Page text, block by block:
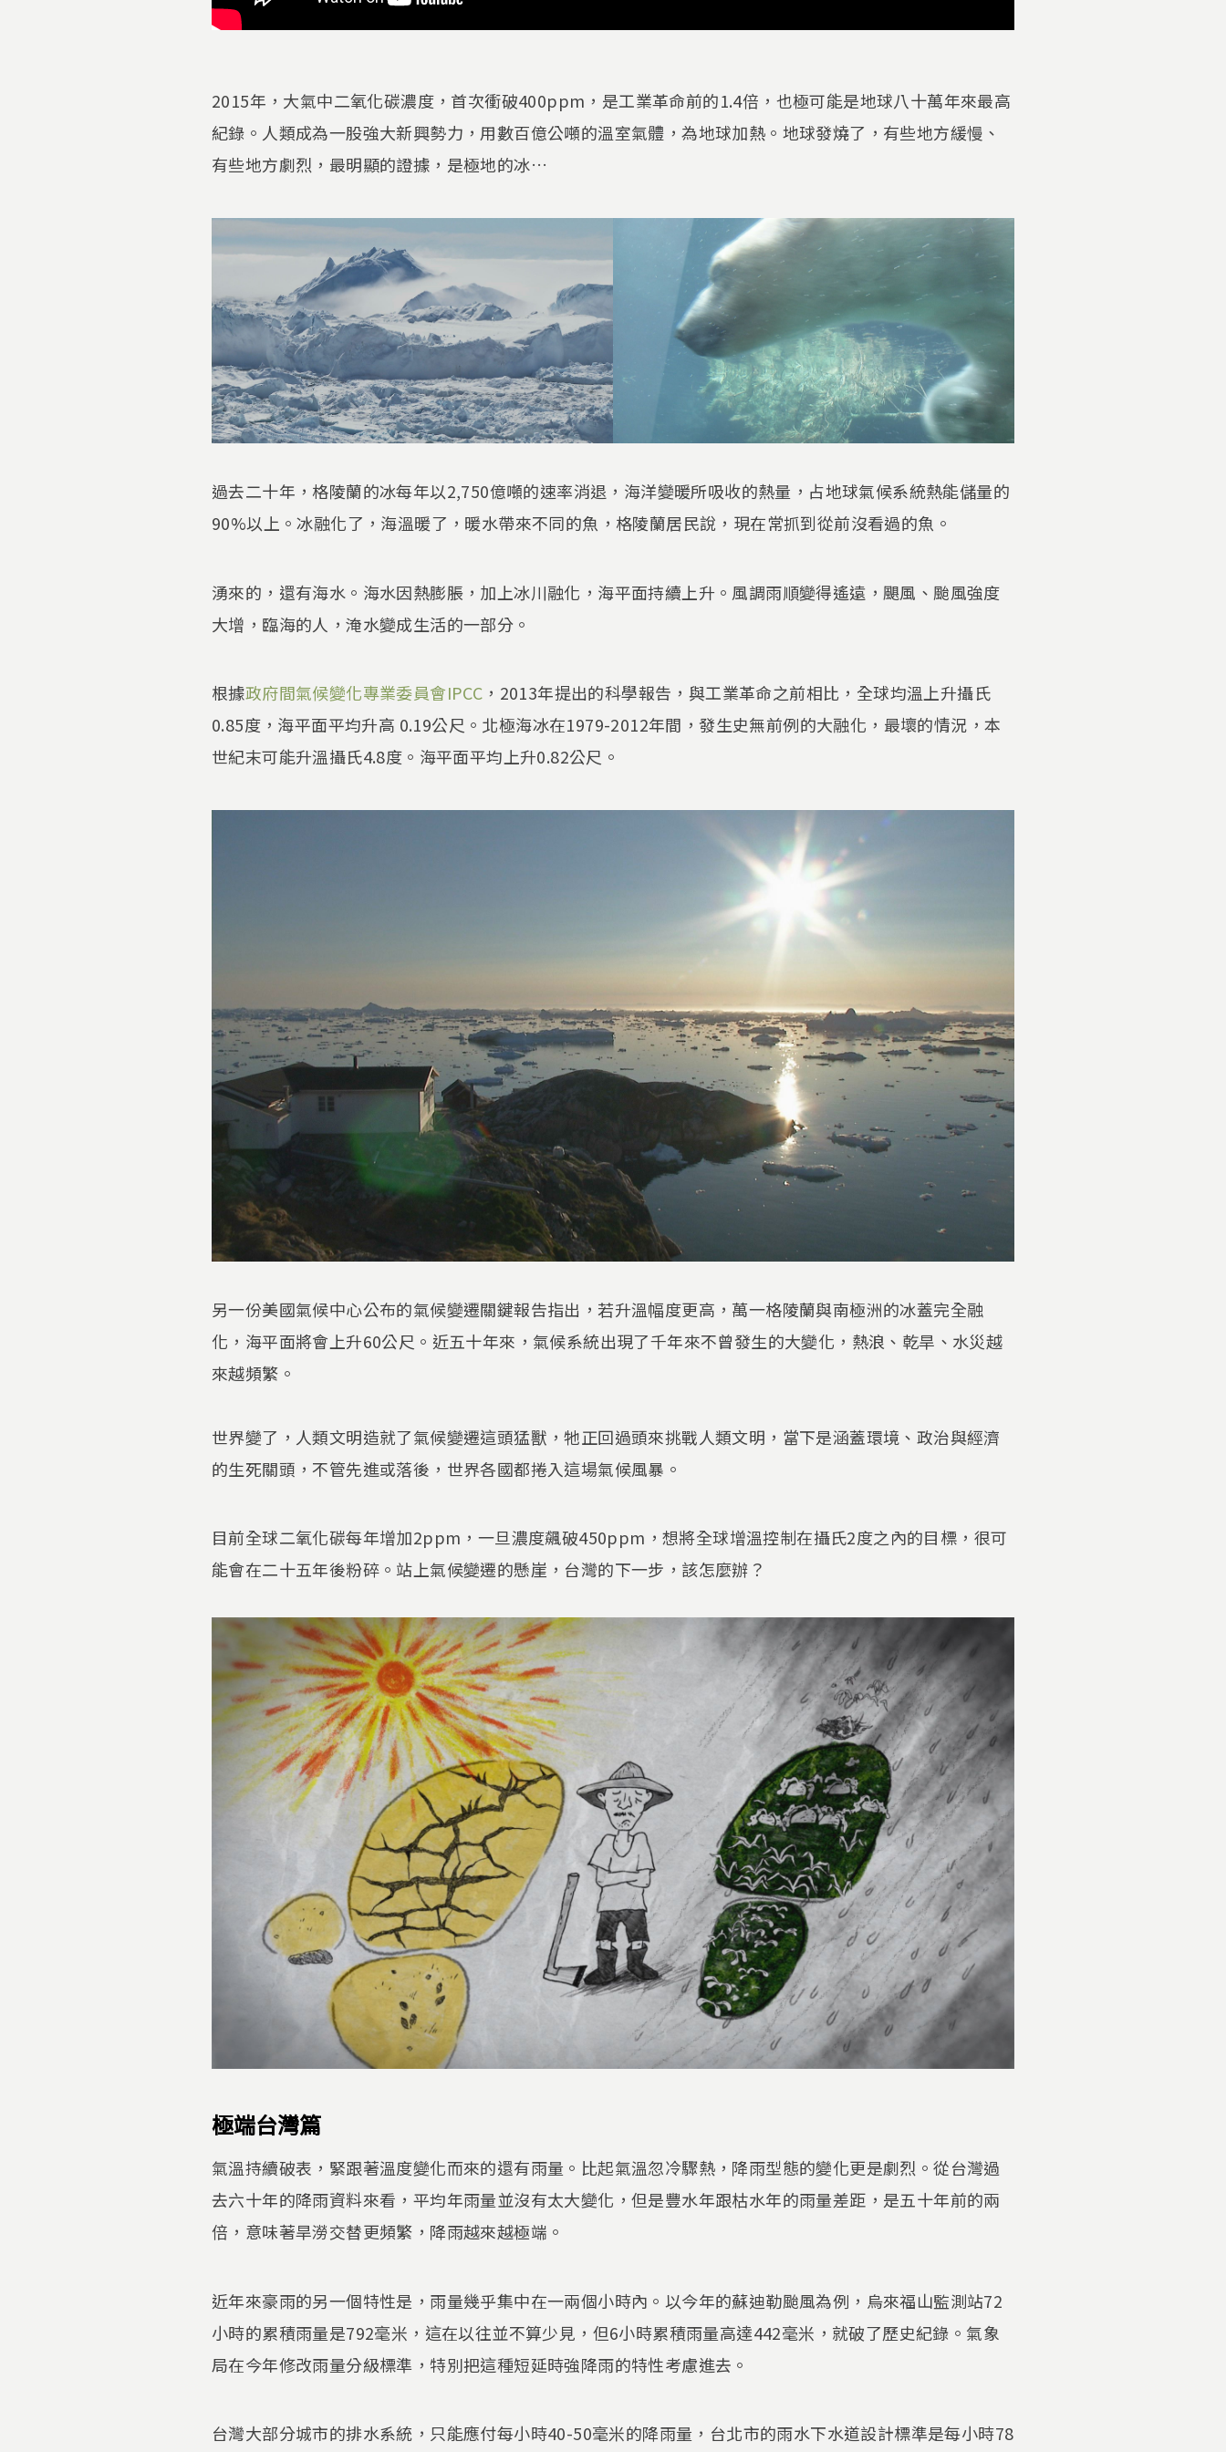
2015年，大氣中二氧化碳濃度，首次衝破400ppm，是工業革命前的1.4倍，也極可能是地球八十萬年來最高
紀錄。人類成為一股強大新興勢力，用數百億公噸的溫室氣體，為地球加熱。地球發燒了，有些地方緩慢、
有些地方劇烈，最明顯的證據，是極地的冰…
過去二十年，格陵蘭的冰每年以2,750億噸的速率消退，海洋變暖所吸收的熱量，占地球氣候系統熱能儲量的
90%以上。冰融化了，海溫暖了，暖水帶來不同的魚，格陵蘭居民說，現在常抓到從前沒看過的魚。
湧來的，還有海水。海水因熱膨脹，加上冰川融化，海平面持續上升。風調雨順變得遙遠，颶風、颱風強度
大增，臨海的人，淹水變成生活的一部分。
根據政府間氣候變化專業委員會IPCC ，2013年提出的科學報告，與工業革命之前相比，全球均溫上升攝氏
0.85度，海平面平均升高 0.19公尺。北極海冰在1979-2012年間，發生史無前例的大融化，最壞的情況，本
世紀末可能升溫攝氏4.8度。海平面平均上升0.82公尺。
另一份美國氣候中心公布的氣候變遷關鍵報告指出，若升溫幅度更高，萬一格陵蘭與南極洲的冰蓋完全融
化，海平面將會上升60公尺。近五十年來，氣候系統出現了千年來不曾發生的大變化，熱浪、乾旱、水災越
來越頻繁。
世界變了，人類文明造就了氣候變遷這頭猛獸，牠正回過頭來挑戰人類文明，當下是涵蓋環境、政治與經濟
的生死關頭，不管先進或落後，世界各國都捲入這場氣候風暴。
目前全球二氧化碳每年增加2ppm，一旦濃度飆破450ppm，想將全球增溫控制在攝氏2度之內的目標，很可
能會在二十五年後粉碎。站上氣候變遷的懸崖，台灣的下一步，該怎麼辦？
極端台灣篇
氣溫持續破表，緊跟著溫度變化而來的還有雨量。比起氣溫忽冷驟熱，降雨型態的變化更是劇烈。從台灣過
去六十年的降雨資料來看，平均年雨量並沒有太大變化，但是豐水年跟枯水年的雨量差距，是五十年前的兩
倍，意味著旱澇交替更頻繁，降雨越來越極端。
近年來豪雨的另一個特性是，雨量幾乎集中在一兩個小時內。以今年的蘇迪勒颱風為例，烏來福山監測站72
小時的累積雨量是792毫米，這在以往並不算少見，但6小時累積雨量高達442毫米，就破了歷史紀錄。氣象
局在今年修改雨量分級標準，特別把這種短延時強降雨的特性考慮進去。
台灣大部分城市的排水系統，只能應付每小時40-50毫米的降雨量，台北市的雨水下水道設計標準是每小時78